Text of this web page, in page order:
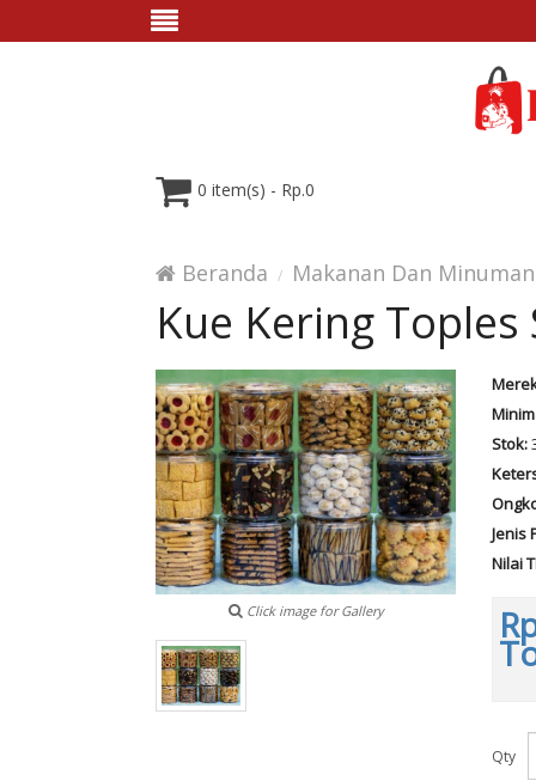
0 item(s) - Rp.0
Beranda Makanan Dan Minuman
Kue Kering Toples
Click image for Gallery
Stok:
Jenis
Nilai
Qty